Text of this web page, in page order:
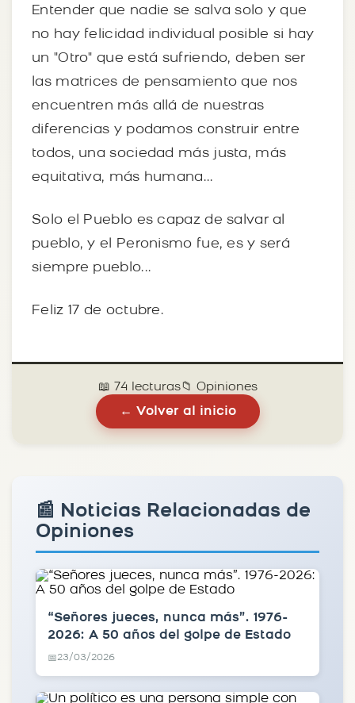
Entender que nadie se salva solo y que
no hay felicidad individual posible si hay
un "Otro" que está sufriendo, deben ser
las matrices de pensamiento que nos
encuentren más allá de nuestras
diferencias y podamos construir entre
todos, una sociedad más justa, más
equitativa, más humana...
Solo el Pueblo es capaz de salvar al
pueblo, y el Peronismo fue, es y será
siempre pueblo...
Feliz 17 de octubre.
📖 74 lecturas📁 Opiniones
← Volver al inicio
📰 Noticias Relacionadas de
Opiniones
“Señores jueces, nunca más”. 1976-
2026: A 50 años del golpe de Estado
📅23/03/2026